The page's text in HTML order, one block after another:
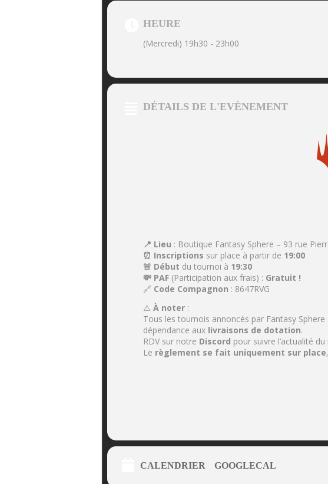
HEURE
(Mercredi) 19h30 - 23h00
DÉTAILS DE L'EVÈNEMENT
📍 Lieu : Boutique Fantasy Sphere – 93 rue
⏰ Inscriptions sur place à partir de 19:00
🚨 Début du tournoi à 19:30
💸 PAF (Participation aux frais) : Gratuit !
🔗 Code Compagnon : 8647RVG
⚠️ À noter :
Tous les tournois annoncés par Fantasy Sphere
dépendance aux livraisons de dotation.
RDV sur notre Discord pour suivre l’actualité du
Le règlement se fait uniquement sur place
CALENDRIER GOOGLECAL